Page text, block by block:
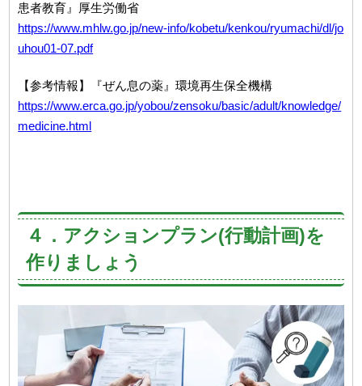
患者教育』厚生労働省
https://www.mhlw.go.jp/new-info/kobetu/kenkou/ryumachi/dl/jo
uhou01-07.pdf
【参考情報】『ぜん息の薬』環境再生保全機構
https://www.erca.go.jp/yobou/zensoku/basic/adult/knowledge/
medicine.html
４．アクションプラン(行動計画)を
作りましょう